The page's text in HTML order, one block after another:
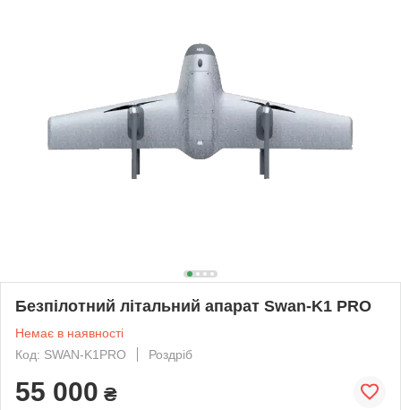
Безпілотний літальний апарат Swan-K1 PRO
Немає в наявності
Код: SWAN-K1PRO
Роздріб
55 000 ₴